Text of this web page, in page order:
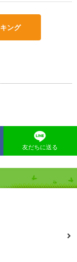
ング
友だちに送る